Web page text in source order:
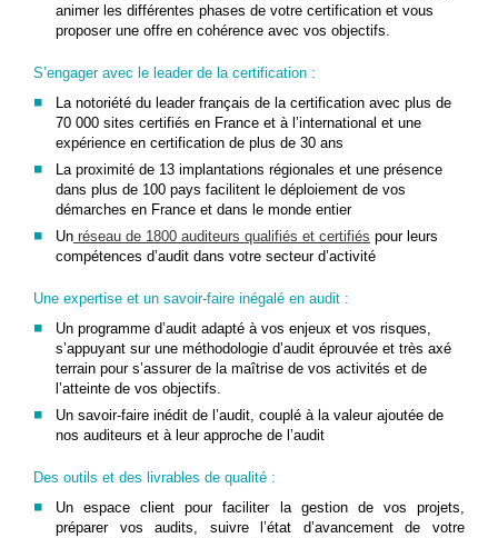
animer les différentes phases de votre certification et vous
proposer une offre en cohérence avec vos objectifs.
S’engager avec le leader de la certification :
La notoriété du leader français de la certification avec plus de
70 000 sites certifiés en France et à l’international et une
expérience en certification de plus de 30 ans
La proximité de 13 implantations régionales et une présence
dans plus de 100 pays facilitent le déploiement de vos
démarches en France et dans le monde entier
Un réseau de 1800 auditeurs qualifiés et certifiés pour leurs
compétences d’audit dans votre secteur d’activité
Une expertise et un savoir-faire inégalé en audit :
Un programme d’audit adapté à vos enjeux et vos risques,
s’appuyant sur une méthodologie d’audit éprouvée et très axé
terrain pour s’assurer de la maîtrise de vos activités et de
l’atteinte de vos objectifs.
Un savoir-faire inédit de l’audit, couplé à la valeur ajoutée de
nos auditeurs et à leur approche de l’audit
Des outils et des livrables de qualité :
Un espace client pour faciliter la gestion de vos projets,
préparer vos audits, suivre l’état d’avancement de votre